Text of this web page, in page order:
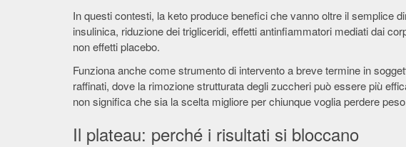
In questi contesti, la keto produce benefici che vanno oltre il semplice
insulinica, riduzione dei trigliceridi, effetti antinfiammatori mediati dai
non effetti placebo.
Funziona anche come strumento di intervento a breve termine in
raffinati, dove la rimozione strutturata degli zuccheri può essere più
non significa che sia la scelta migliore per chiunque voglia perdere
Il plateau: perché i risultati si bloccano